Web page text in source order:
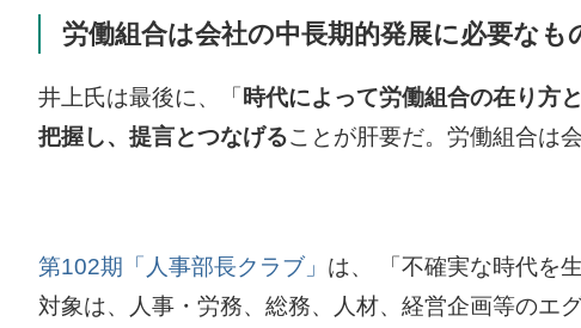
労働組合は会社の中長期的発展に必要なも
井上氏は最後に、「 時代によって労働組合の在り方
把握し、提言とつなげることが肝要だ。労働組合は
第102期「人事部長クラブ」 は、 「不確実な時代を
対象は、人事・労務、総務、人材、経営企画等のエグ